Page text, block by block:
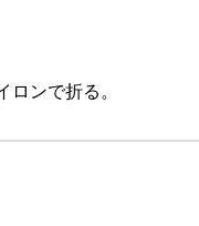
ロンで折る。